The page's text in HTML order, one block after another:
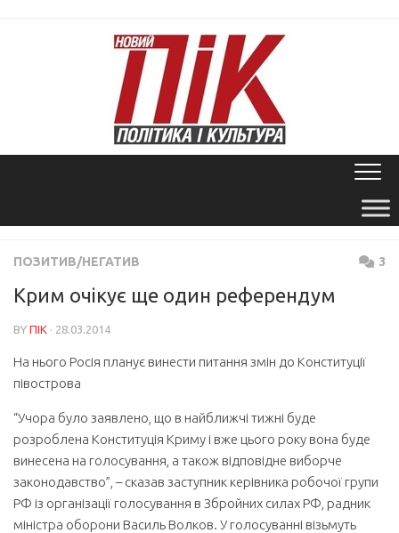
ПОЗИТИВ/НЕГАТИВ 3
Крим очікує ще один референдум
BY ПІК · 28.03.2014
На нього Росія планує винести питання змін до Конституції
півострова
“Учора було заявлено, що в найближчі тижні буде
розроблена Конституція Криму і вже цього року вона буде
винесена на голосування, а також відповідне виборче
законодавство”, – сказав заступник керівника робочої групи
РФ із організації голосування в Збройних силах РФ, радник
міністра оборони Василь Волков. У голосуванні візьмуть